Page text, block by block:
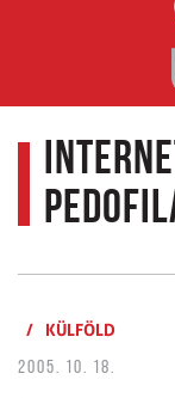
/ KÜLFÖLD
2005. 10. 18.